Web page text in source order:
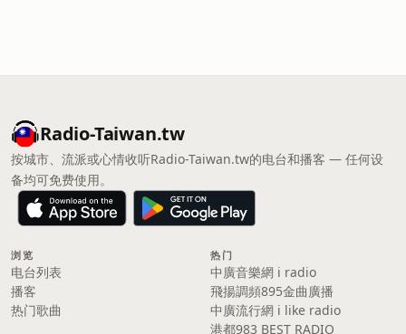
Radio-Taiwan.tw
按城市、流派或心情收听Radio-Taiwan.tw的电台和播客 — 任何设
备均可免费使用。
浏览
电台列表
播客
热门歌曲
热门
中廣音樂網 i radio
飛揚調頻895金曲廣播
中廣流行網 i like radio
港都983 BEST RADIO